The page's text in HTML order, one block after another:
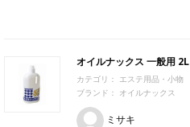
オイルナックス 一般用 2L
カテゴリ： エステ用品・小物
ブランド： オイルナックス
ミサキ